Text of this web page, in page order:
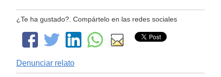
¿Te ha gustado?. Compártelo en las redes sociales
Denunciar relato